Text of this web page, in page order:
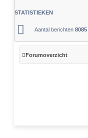
STATISTIEKEN
Aantal berichten 8085
Forumoverzicht